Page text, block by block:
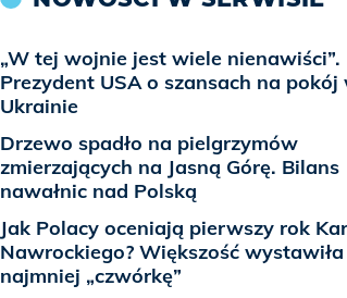
„W tej wojnie jest wiele nienawiści”.
Prezydent USA o szansach na pokój
Ukrainie
Drzewo spadło na pielgrzymów
zmierzających na Jasną Górę. Bilans
nawałnic nad Polską
Jak Polacy oceniają pierwszy rok
Nawrockiego? Większość wystawiła
najmniej „czwórkę”